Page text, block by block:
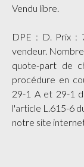
Vendu libre.
DPE : D. Prix :
vendeur.
quote-part de
procédure en
29-1 A et 29-1
l'article L.615-6
notre site